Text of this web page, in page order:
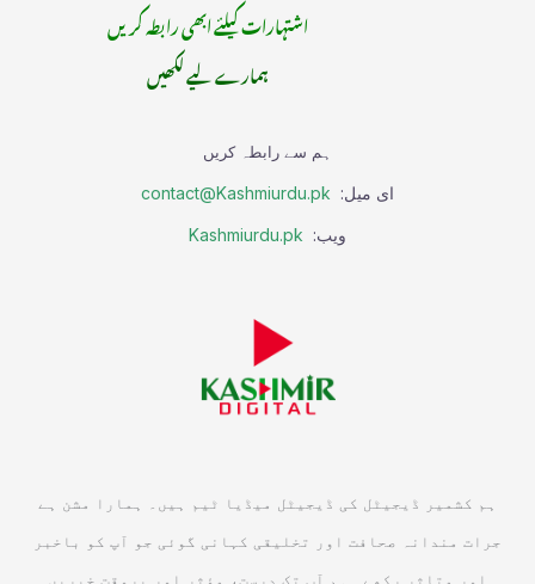
اشتہارات کیلئے ابھی رابطہ کریں
ہمارے لیے لکھیں
ہم سے رابطہ کریں
ای میل: contact@Kashmiurdu.pk
ویب: Kashmiurdu.pk
ہم کشمیر ڈیجیٹل کی ڈیجیٹل میڈیا ٹیم ہیں۔ ہمارا مشن ہے
جرات مندانہ صحافت اور تخلیقی کہانی گوئی جو آپ کو باخبر
اور متاثر رکھے۔ ہم آپ تک درست، مؤثر اور بروقت خبریں